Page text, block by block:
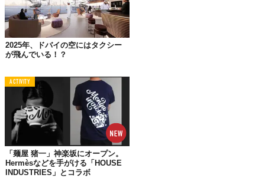
「どんな現場にも急行する」という使命を果たすのは難しそうで
すが、とりあえず期待値高めな取り組みです。
2025年、ドバイの空にはタクシー
が飛んでいる！？
ACTIVITY
「麺屋 猪一」神楽坂にオープン。
Hermèsなどを手がける「HOUSE
INDUSTRIES」とコラボ